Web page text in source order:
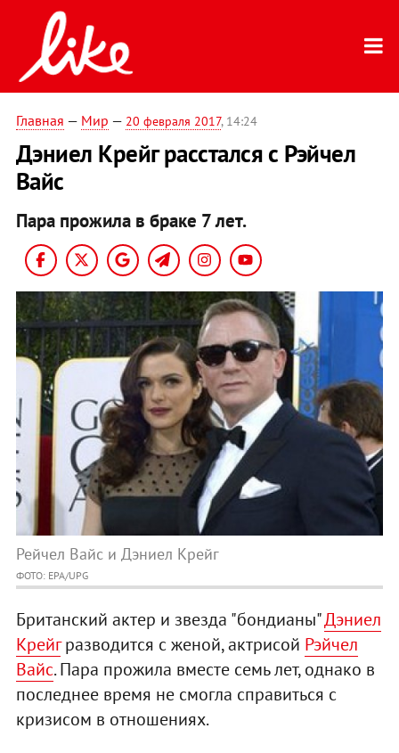
Главная — Мир — 20 февраля 2017, 14:24
Дэниел Крейг расстался с Рэйчел
Вайс
Пара прожила в браке 7 лет.
Рейчел Вайс и Дэниел Крейг
ФОТО: EPA/UPG
Британский актер и звезда "бондианы"Дэниел
Крейгразводится с женой, актрисой Рэйчел
Вайс. Пара прожила вместе семь лет, однако в
последнее время не смогла справиться с
кризисом в отношениях.